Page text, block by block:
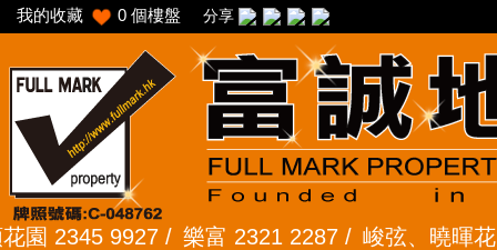
我的收藏 0 個樓盤 分享
9927 /樂富 2321 2287 /峻弦、曉暉花園